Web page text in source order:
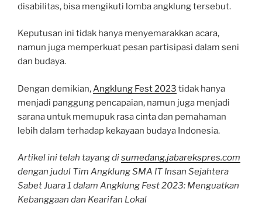
disabilitas, bisa mengikuti lomba angklung tersebut.
Keputusan ini tidak hanya menyemarakkan acara,
namun juga memperkuat pesan partisipasi dalam seni
dan budaya.
Dengan demikian,Angklung Fest 2023 tidak hanya
menjadi panggung pencapaian, namun juga menjadi
sarana untuk memupuk rasa cinta dan pemahaman
lebih dalam terhadap kekayaan budaya Indonesia.
Artikel ini telah tayang disumedang.jabarekspres.com
dengan judul Tim Angklung SMA IT Insan Sejahtera
Sabet Juara 1 dalam Angklung Fest 2023: Menguatkan
Kebanggaan dan Kearifan Lokal